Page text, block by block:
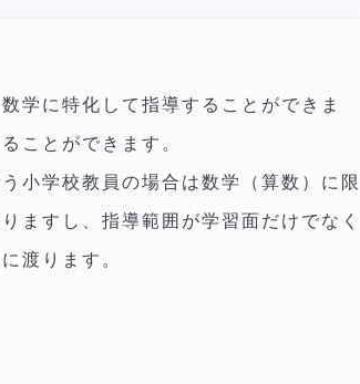
学に特化して指導することができま
ことができます。
小学校教員の場合は数学（算数）に限
ますし、指導範囲が学習面だけでなく
渡ります。